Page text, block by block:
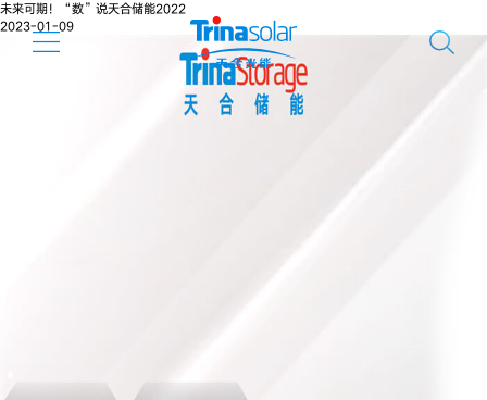
未来可期！“数”说天合储能2022
2023-01-09